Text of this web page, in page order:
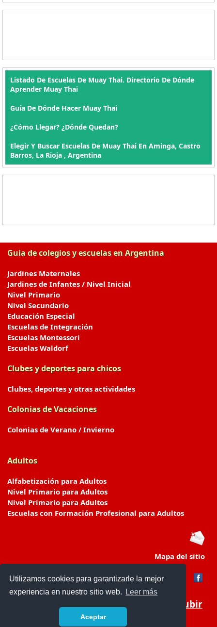
Utilizamos cookies para garantizarle la mejor
experiencia en nuestro sitio web.
Leer más
Aceptar
Listado De Escuelas De Muay Thai. Directorio De Dónde
Aprender Muay Thai
Guía De Dónde Hacer Muay Thai
¿Cómo Llegar? ¿Dónde Quedan?
Elegir Y Buscar Escuelas De Muay Thai En Aminga, Castro
Barros, La Rioja , Argentina
Guia de colegios y escuelas en Argentina
Jardines Maternales
Jardines de Infantes / Nivel Inicial
Nivel Primario
Nivel Secundario
Educación Especial
Escuelas de Integración
Escuelas Montessori
Escuelas Waldorf
Clubes y deportes para chicos
Clubes, deportes y otras actividades
Colonias de Vacaciones
Colonias de Verano / Invierno
Adultos
Alfabetización para Adultos
Nivel Primario para Adultos
Nivel Primario para Adultos
Escuelas con Formación Profesional para Adultos
Mapa del sitio
Subir